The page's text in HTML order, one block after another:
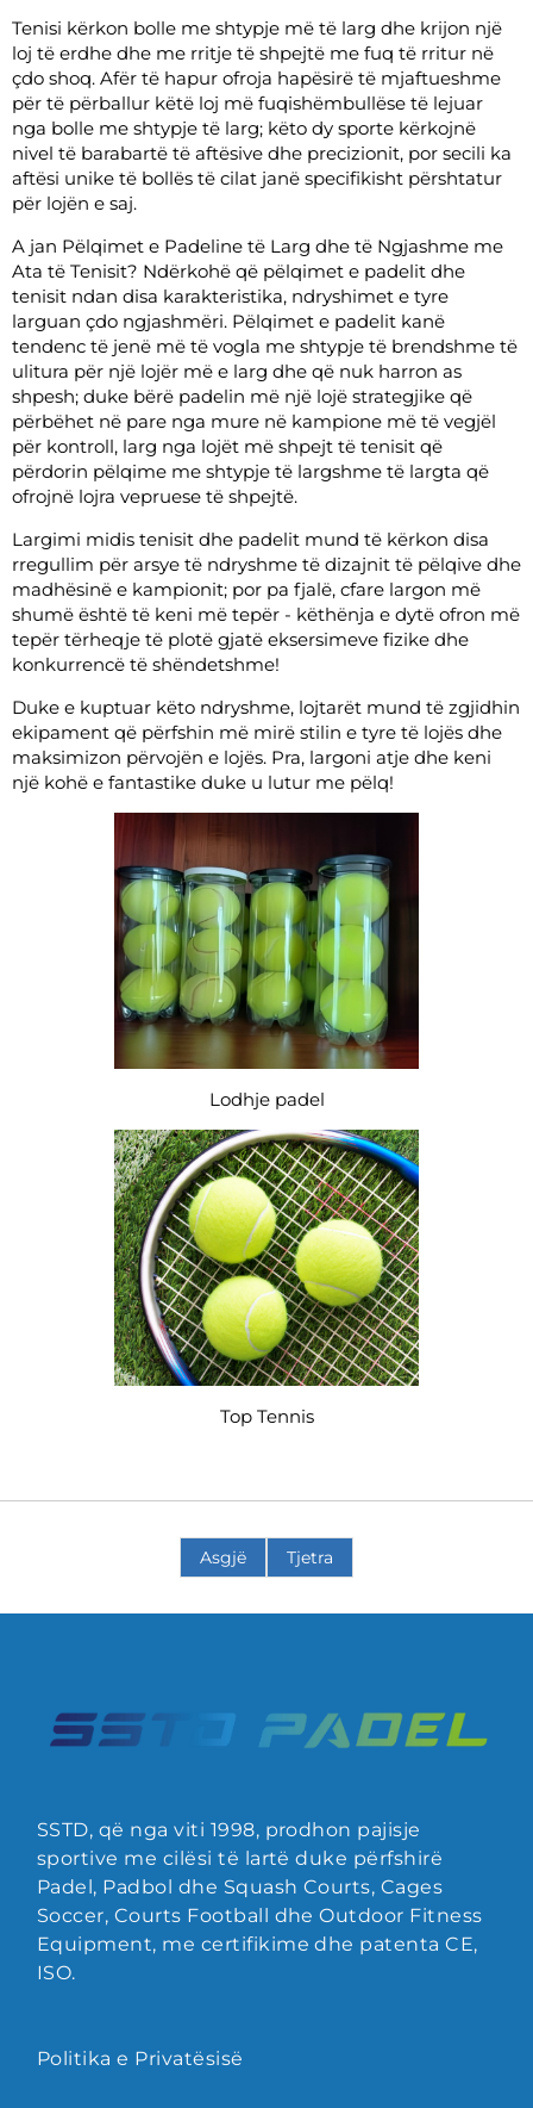
Tenisi kërkon bolle me shtypje më të larg dhe krijon një
loj të erdhe dhe me rritje të shpejtë me fuq të rritur në
çdo shoq. Afër të hapur ofroja hapësirë të mjaftueshme
për të përballur këtë loj më fuqishëmbullëse të lejuar
nga bolle me shtypje të larg; këto dy sporte kërkojnë
nivel të barabartë të aftësive dhe precizionit, por secili ka
aftësi unike të bollës të cilat janë specifikisht përshtatur
për lojën e saj.
A jan Pëlqimet e Padeline të Larg dhe të Ngjashme me
Ata të Tenisit? Ndërkohë që pëlqimet e padelit dhe
tenisit ndan disa karakteristika, ndryshimet e tyre
larguan çdo ngjashmëri. Pëlqimet e padelit kanë
tendenc të jenë më të vogla me shtypje të brendshme të
ulitura për një lojër më e larg dhe që nuk harron as
shpesh; duke bërë padelin më një lojë strategjike që
përbëhet në pare nga mure në kampione më të vegjël
për kontroll, larg nga lojët më shpejt të tenisit që
përdorin pëlqime me shtypje të largshme të largta që
ofrojnë lojra vepruese të shpejtë.
Largimi midis tenisit dhe padelit mund të kërkon disa
rregullim për arsye të ndryshme të dizajnit të pëlqive dhe
madhësinë e kampionit; por pa fjalë, cfare largon më
shumë është të keni më tepër - këthënja e dytë ofron më
tepër tërheqje të plotë gjatë eksersimeve fizike dhe
konkurrencë të shëndetshme!
Duke e kuptuar këto ndryshme, lojtarët mund të zgjidhin
ekipament që përfshin më mirë stilin e tyre të lojës dhe
maksimizon përvojën e lojës. Pra, largoni atje dhe keni
një kohë e fantastike duke u lutur me pëlq!
Lodhje padel
Top Tennis
Asgjë Tjetra
SSTD, që nga viti 1998, prodhon pajisje
sportive me cilësi të lartë duke përfshirë
Padel, Padbol dhe Squash Courts, Cages
Soccer, Courts Football dhe Outdoor Fitness
Equipment, me certifikime dhe patenta CE,
ISO.
Politika e Privatësisë